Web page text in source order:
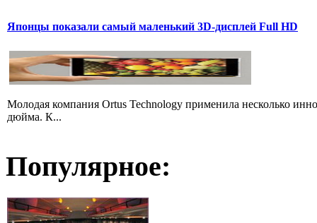
Японцы показали самый маленький 3D-дисплей Full HD
Молодая компания Ortus Technology применила несколько
дюйма. К...
Популярное: